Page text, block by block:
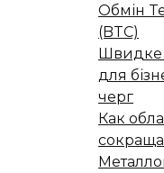
Обмін
(BTC)
Швидке
для
черг
Как